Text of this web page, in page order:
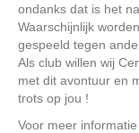
ondanks dat is het
Waarschijnlijk
gespeeld tegen
Als club willen wij
met dit avontuur en
trots op jou !
Voor meer